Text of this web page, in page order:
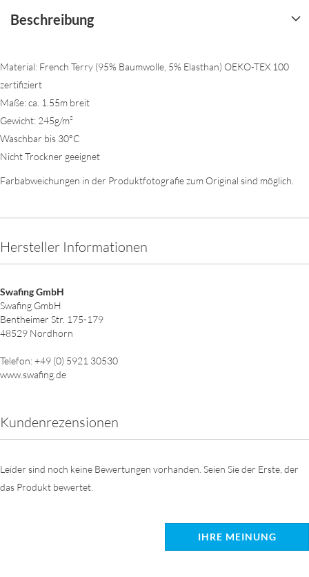
Beschreibung
Material: French Terry (95% Baumwolle, 5% Elasthan) OEKO-TEX 100
zertifiziert
Maße: ca. 1.55m breit
Gewicht: 245g/m²
Waschbar bis 30°C
Nicht Trockner geeignet
Farbabweichungen in der Produktfotografie zum Original sind möglich.
Hersteller Informationen
Swafing GmbH
Swafing GmbH
Bentheimer Str. 175-179
48529 Nordhorn
Telefon: +49 (0) 5921 30530
www.swafing.de
Kundenrezensionen
Leider sind noch keine Bewertungen vorhanden. Seien Sie der Erste, der
das Produkt bewertet.
IHRE MEINUNG